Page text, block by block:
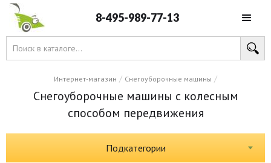
8-495-989-77-13
Интернет-магазин / Снегоуборочные машины /
Снегоуборочные машины с колесным
способом передвижения
Подкатегории